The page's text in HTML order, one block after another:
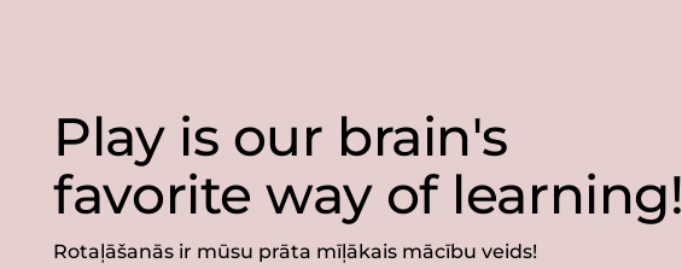
Play is our brain's
favorite way of learning!
Rotaļāšanās ir mūsu prāta mīļākais mācību veids!